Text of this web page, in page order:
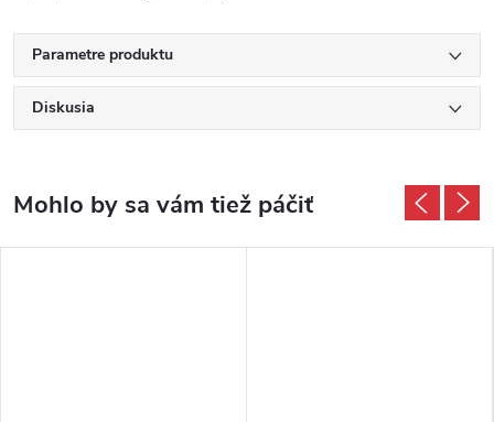
Parametre produktu
Diskusia